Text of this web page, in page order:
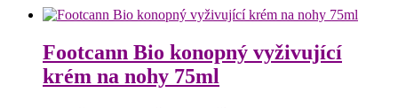
Footcann Bio konopný vyživující
krém na nohy 75ml